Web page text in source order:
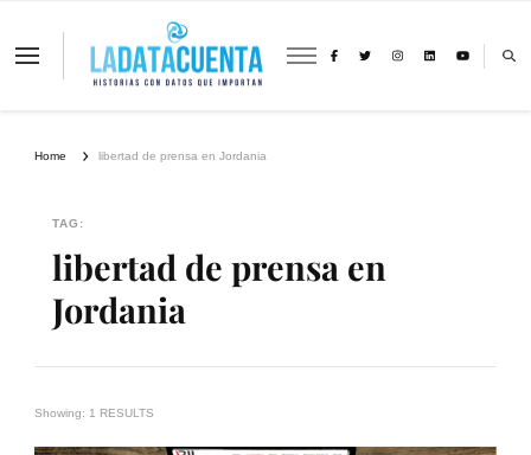
La Data Cuenta es una plataforma
Home libertad de prensa en Jordania
TAG:
libertad de prensa en
Jordania
Showing: 1 RESULTS